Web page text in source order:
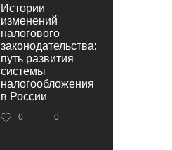
Истории
изменений
налогового
законодательства:
путь развития
системы
налогообложения
в России
0 0